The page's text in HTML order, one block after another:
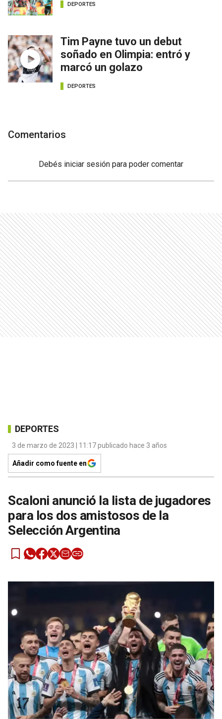
DEPORTES
Tim Payne tuvo un debut
soñado en Olimpia: entró y
marcó un golazo
DEPORTES
Comentarios
Debés iniciar sesión para poder comentar
DEPORTES
3 de marzo de 2023 | 11:17 publicado hace 3 años
Añadir como fuente en
Scaloni anunció la lista de jugadores
para los dos amistosos de la
Selección Argentina